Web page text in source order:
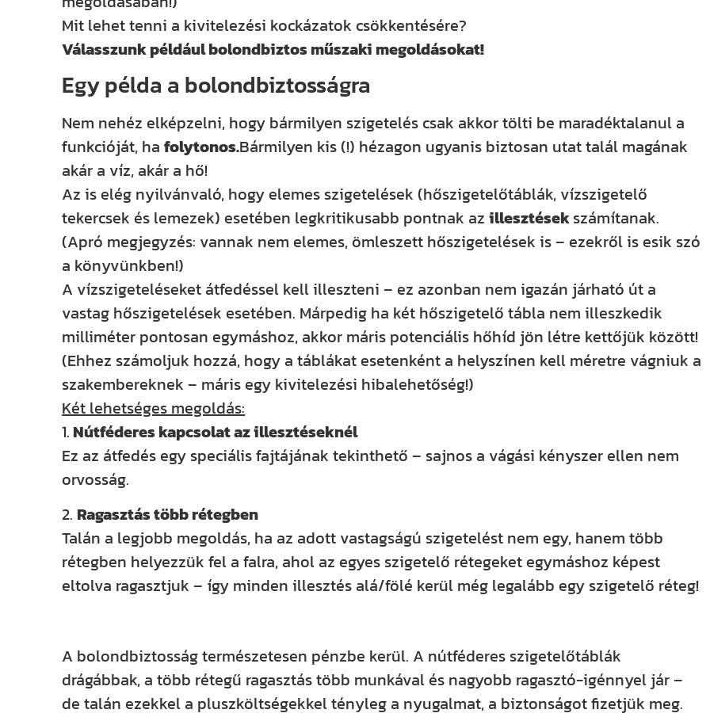
Mit lehet tenni a kivitelezési kockázatok csökkentésére?
Válasszunk például bolondbiztos műszaki megoldásokat!
Egy példa a bolondbiztosságra
Nem nehéz elképzelni, hogy bármilyen szigetelés csak akkor tölti be maradéktalanul a
funkcióját, hafolytonos.Bármilyen kis (!) hézagon ugyanis biztosan utat talál magának
akár a víz, akár a hő!
Az is elég nyilvánvaló, hogy elemes szigetelések (hőszigetelőtáblák, vízszigetelő
tekercsek és lemezek) esetében legkritikusabb pontnak azillesztésekszámítanak.
(Apró megjegyzés: vannak nem elemes, ömleszett hőszigetelések is – ezekről is esik szó
a könyvünkben!)
A vízszigeteléseket átfedéssel kell illeszteni – ez azonban nem igazán járható út a
vastag hőszigetelések esetében. Márpedig ha két hőszigetelő tábla nem illeszkedik
milliméter pontosan egymáshoz, akkor máris potenciális hőhíd jön létre kettőjük között!
(Ehhez számoljuk hozzá, hogy a táblákat esetenként a helyszínen kell méretre vágniuk a
szakembereknek – máris egy kivitelezési hibalehetőség!)
Két lehetséges megoldás:
1. Nútféderes kapcsolat az illesztéseknél
Ez az átfedés egy speciális fajtájának tekinthető – sajnos a vágási kényszer ellen nem
orvosság.
2. Ragasztás több rétegben
Talán a legjobb megoldás, ha az adott vastagságú szigetelést nem egy, hanem több
rétegben helyezzük fel a falra, ahol az egyes szigetelő rétegeket egymáshoz képest
eltolva ragasztjuk – így minden illesztés alá/fölé kerül még legalább egy szigetelő réteg!
A bolondbiztosság természetesen pénzbe kerül. A nútféderes szigetelőtáblák
drágábbak, a több rétegű ragasztás több munkával és nagyobb ragasztó-igénnyel jár –
de talán ezekkel a pluszköltségekkel tényleg a nyugalmat, a biztonságot fizetjük meg.